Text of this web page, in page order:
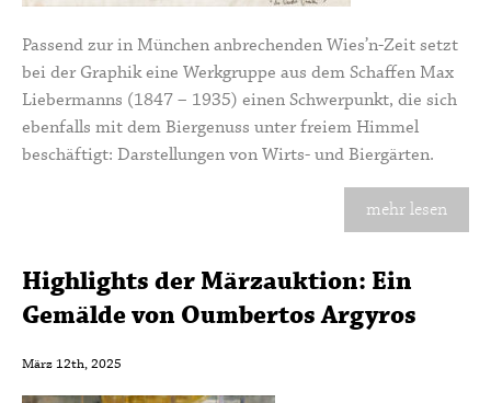
Passend zur in München anbrechenden Wies’n-Zeit setzt
bei der Graphik eine Werkgruppe aus dem Schaffen Max
Liebermanns (1847 – 1935) einen Schwerpunkt, die sich
ebenfalls mit dem Biergenuss unter freiem Himmel
beschäftigt: Darstellungen von Wirts- und Biergärten.
mehr lesen
Highlights der Märzauktion: Ein
Gemälde von Oumbertos Argyros
März 12th, 2025